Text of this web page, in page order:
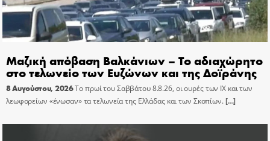
Μαζική απόβαση Βαλκάνιων – Το αδιαχώρητο
στο τελωνείο των Ευζώνων και της Δοϊράνης
8 Αυγούστου, 2026Το πρωί του Σαββάτου 8.8.26, οι ουρές των ΙΧ και των
λεωφορείων «ένωσαν» τα τελωνεία της Ελλάδας και των Σκοπίων.[…]